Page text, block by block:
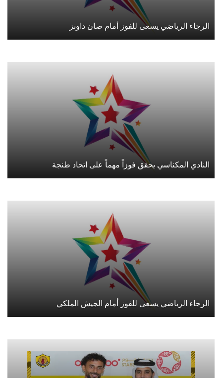
الرجاء الرياضي يسعى للفوز أمام صان داونز
النادي المكناسي يحقق فوزاً مهماً على اتحاد طنجة
الرجاء الرياضي يسعى للفوز أمام الجيش الملكي